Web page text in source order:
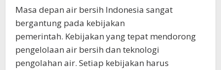
Masa depan air bersih Indonesia sangat
bergantung pada kebijakan
pemerintah. Kebijakan yang tepat mendorong
pengelolaan air bersih dan teknologi
pengolahan air. Setiap kebijakan harus